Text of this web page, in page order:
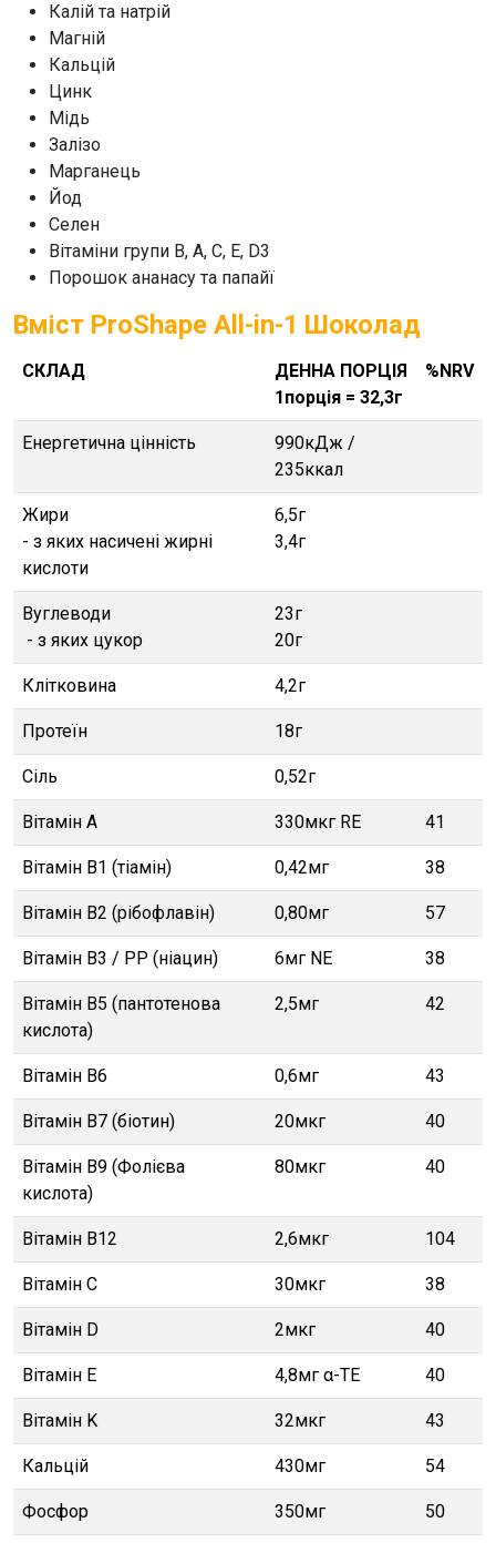
Калій та натрій
Магній
Кальцій
Цинк
Мідь
Залізо
Марганець
Йод
Селен
Вітаміни групи В, А, С, Е, D3
Порошок ананасу та папайї
Вміст ProShape All-in-1 Шоколад
СКЛАД
ДЕННА ПОРЦІЯ
1порція = 32,3г
%NRV
Енергетична цінність
990кДж /
235ккал
Жири
- з яких насичені жирні
кислоти
6,5г
3,4г
Вуглеводи
- з яких цукор
23г
20г
Клітковина 4,2г
Протеїн 18г
Сіль 0,52г
Вітамін A 330мкг RE 41
Вітамін B1 (тіамін) 0,42мг 38
Вітамін B2 (рібофлавін) 0,80мг 57
Вітамін B3 / PP (ніацин) 6мг NE 38
Вітамін В5 (пантотенова
кислота)
2,5мг 42
Вітамін В6 0,6мг 43
Вітамін В7 (біотин) 20мкг 40
Вітамін В9 (Фолієва
кислота)
80мкг 40
Вітамін В12 2,6мкг 104
Вітамін C 30мкг 38
Вітамін D 2мкг 40
Вітамін E 4,8мг α-TE 40
Вітамін K 32мкг 43
Кальцій 430мг 54
Фосфор 350мг 50